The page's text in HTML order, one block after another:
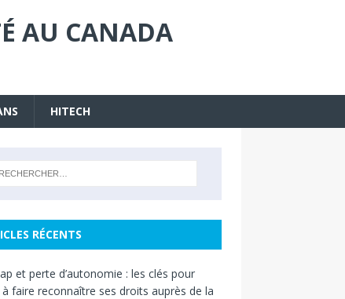
AU CANADA
HITECH
RÉCENTS
et perte d’autonomie : les clés pour
faire reconnaître ses droits auprès de la